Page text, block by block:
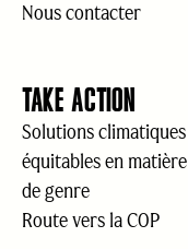
Nous contacter
TAKE ACTION
Solutions climatiques
équitables en matière
de genre
Route vers la COP